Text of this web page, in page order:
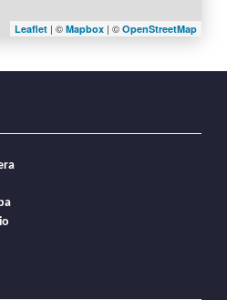
Leaflet| © Mapbox | © OpenStreetMap